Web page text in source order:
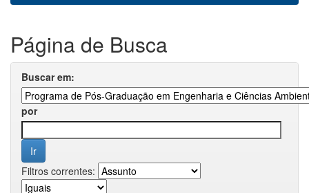
Página de Busca
Buscar em:
por
Filtros correntes: